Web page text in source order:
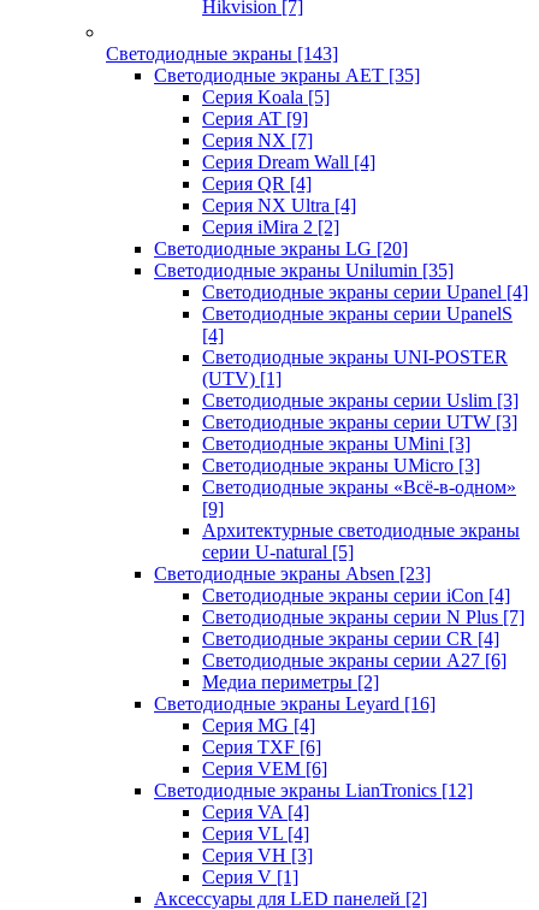
Hikvision [7]
Светодиодные экраны [143]
Светодиодные экраны AET [35]
Cерия Koala [5]
Серия AT [9]
Серия NX [7]
Серия Dream Wall [4]
Серия QR [4]
Серия NX Ultra [4]
Серия iMira 2 [2]
Светодиодные экраны LG [20]
Светодиодные экраны Unilumin [35]
Светодиодные экраны серии Upanel [4]
Светодиодные экраны серии UpanelS
[4]
Светодиодные экраны UNI-POSTER
(UTV) [1]
Светодиодные экраны серии Uslim [3]
Светодиодные экраны серии UTW [3]
Светодиодные экраны UMini [3]
Светодиодные экраны UMicro [3]
Светодиодные экраны «Всё-в-одном»
[9]
Архитектурные светодиодные экраны
серии U-natural [5]
Светодиодные экраны Absen [23]
Светодиодные экраны серии iCon [4]
Светодиодные экраны серии N Plus [7]
Светодиодные экраны серии CR [4]
Светодиодные экраны серии А27 [6]
Медиа периметры [2]
Светодиодные экраны Leyard [16]
Серия MG [4]
Серия TXF [6]
Серия VEM [6]
Светодиодные экраны LianTronics [12]
Серия VA [4]
Серия VL [4]
Серия VH [3]
Серия V [1]
Аксессуары для LED панелей [2]